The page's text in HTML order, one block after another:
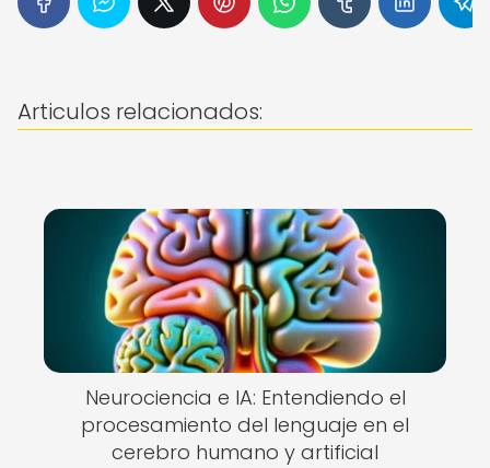
Articulos relacionados:
Neurociencia e IA: Entendiendo el
procesamiento del lenguaje en el
cerebro humano y artificial